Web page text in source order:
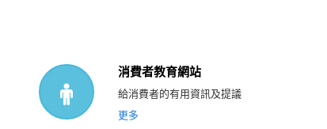
消費者教育網站
給消費者的有用資訊及提議
更多